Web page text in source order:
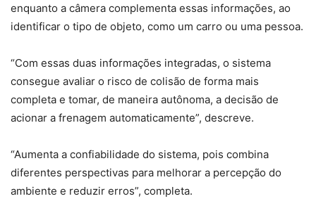
enquanto a câmera complementa essas informações, ao
identificar o tipo de objeto, como um carro ou uma pessoa.
“Com essas duas informações integradas, o sistema
consegue avaliar o risco de colisão de forma mais
completa e tomar, de maneira autônoma, a decisão de
acionar a frenagem automaticamente”, descreve.
“Aumenta a confiabilidade do sistema, pois combina
diferentes perspectivas para melhorar a percepção do
ambiente e reduzir erros”, completa.